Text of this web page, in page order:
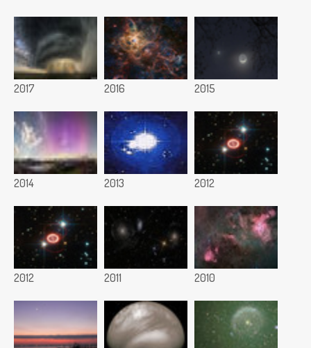
2017 2016 2015
2014 2013 2012
2012 2011 2010